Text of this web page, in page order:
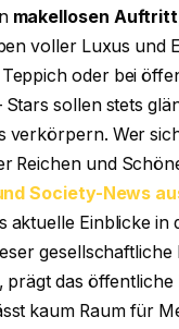
makellosen Auftritt
voller Luxus und
oder bei
sollen stets
verkörpern. Wer
Reichen und
Society-News
aktuelle Einblicke in
das öffentliche
kaum Raum für